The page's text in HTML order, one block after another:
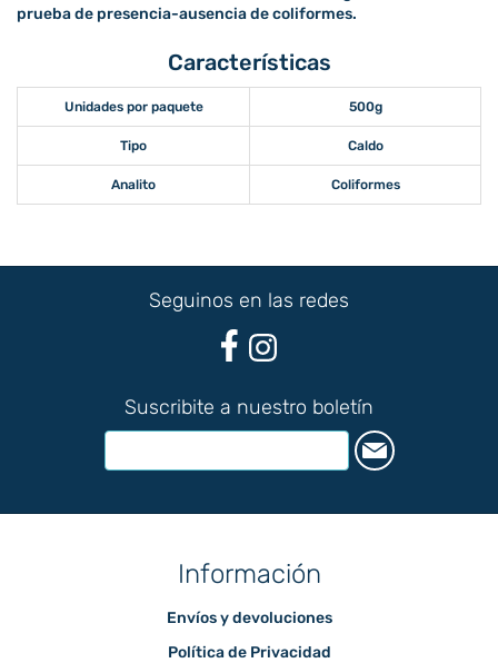
prueba de presencia-ausencia de coliformes.
Características
Unidades por paquete 500g
Tipo Caldo
Analito Coliformes
Seguinos en las redes
Suscribite a nuestro boletín
Información
Envíos y devoluciones
Política de Privacidad